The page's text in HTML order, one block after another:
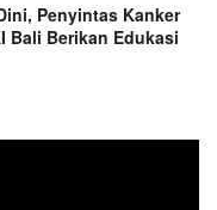
Penyintas Kanker
Bali Berikan Edukasi